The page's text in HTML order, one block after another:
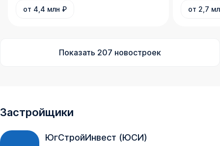
от 4,4 млн ₽
от 2,7
Показать 207 новостроек
Застройщики
ЮгСтройИнвест (ЮСИ)